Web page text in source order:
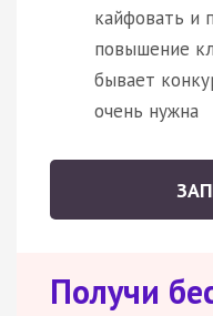
кайфовать и
повышение
бывает
очень нужна
Получи